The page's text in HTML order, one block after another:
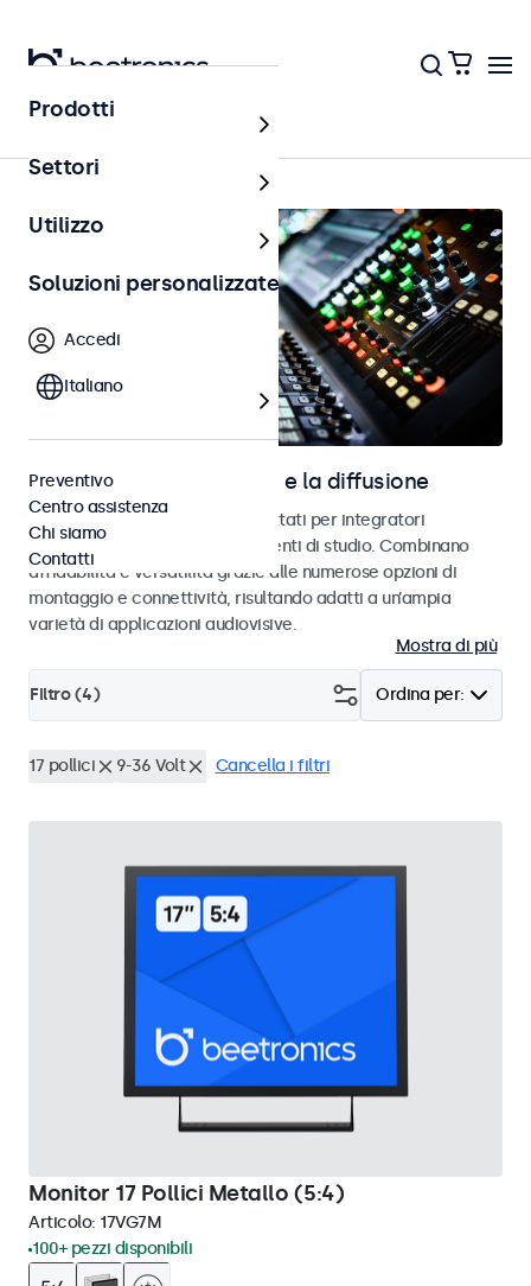
AV e broadcast
Schermi per l’audiovisivo e la diffusione
Monitor e schermi touch progettati per integratori
audiovisivi professionali e ambienti di studio. Combinano
affidabilità e versatilità grazie alle numerose opzioni di
montaggio e connettività, risultando adatti a un’ampia
varietà di applicazioni audiovisive.
Mostra di più
Ordina per:
Filtro (4)
17 pollici 9-36 Volt Cancella i filtri
Monitor 17 Pollici Metallo (5:4)
Articolo: 17VG7M
100+ pezzi disponibili
Prodotti
Settori
Utilizzo
Soluzioni personalizzate
Accedi
Italiano
Preventivo
Centro assistenza
Chi siamo
Contatti